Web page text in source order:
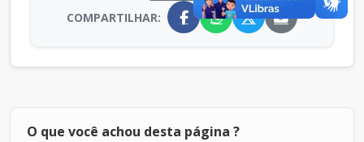
COMPARTILHAR:
O que você achou desta página ?